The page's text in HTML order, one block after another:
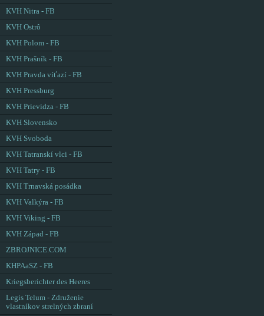
KVH Nitra - FB
KVH Ostrô
KVH Polom - FB
KVH Prašník - FB
KVH Pravda víťazí - FB
KVH Pressburg
KVH Prievidza - FB
KVH Slovensko
KVH Svoboda
KVH Tatranskí vlci - FB
KVH Tatry - FB
KVH Trnavská posádka
KVH Valkýra - FB
KVH Viking - FB
KVH Západ - FB
ZBROJNICE.COM
KHPAaSZ - FB
Kriegsberichter des Heeres
Legis Telum - Združenie
vlastníkov strelných zbraní